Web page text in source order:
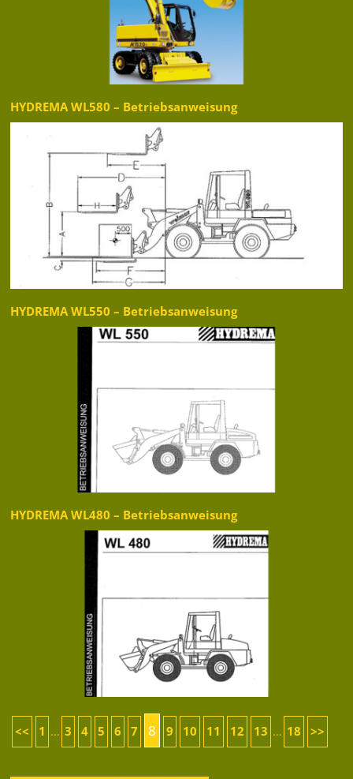
HYDREMA WL580 – Betriebsanweisung
HYDREMA WL550 – Betriebsanweisung
HYDREMA WL480 – Betriebsanweisung
<< 1 ... 3 4 5 6 7 8 9 10 11 12 13 ... 18 >>